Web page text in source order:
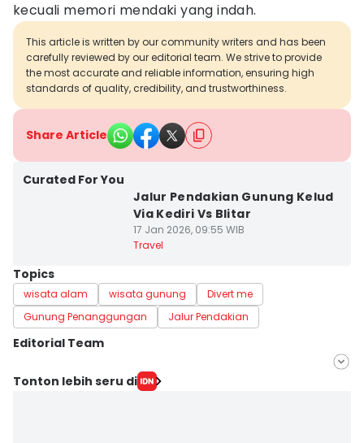
kecuali memori mendaki yang indah.
This article is written by our community writers and has been
carefully reviewed by our editorial team. We strive to provide
the most accurate and reliable information, ensuring high
standards of quality, credibility, and trustworthiness.
Share Article
Curated For You
Jalur Pendakian Gunung Kelud
Via Kediri Vs Blitar
17 Jan 2026, 09:55 WIB
Travel
Topics
wisata alam wisata gunung
Divert me
Gunung Penanggungan
Jalur Pendakian
Editorial Team
Editor
Tonton lebih seru di